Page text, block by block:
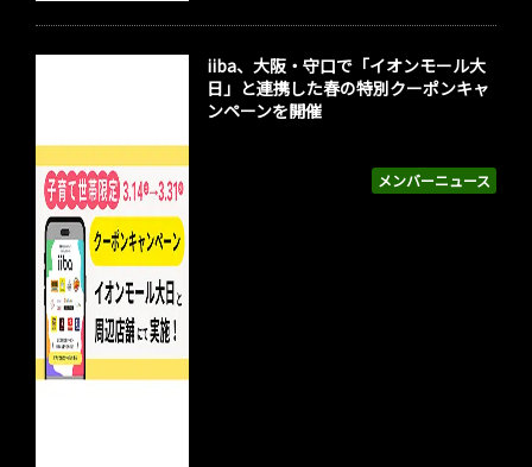
メンバーニュース
iiba、大阪・守口で「イオンモール大
日」と連携した春の特別クーポンキャ
ンペーンを開催